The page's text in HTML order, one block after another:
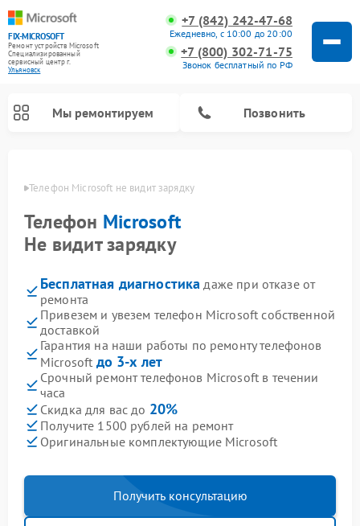
FIX-MICROSOFT
Ремонт устройств Microsoft
Специализированный
cервисный центр г.
Ульяновск
+7 (842) 242-47-68
Ежедневно, с 10:00 до 20:00
+7 (800) 302-71-75
Звонок бесплатный по РФ
Мы ремонтируем Позвонить
Телефон Microsoft не видит зарядку
Телефон Microsoft
Не видит зарядку
Бесплатная диагностика даже при отказе от
ремонта
Привезем и увезем телефон Microsoft собственной
доставкой
Гарантия на наши работы по ремонту телефонов
Microsoft до 3-х лет
Срочный ремонт телефонов Microsoft в течении
часа
Скидка для вас до 20%
Получите 1500 рублей на ремонт
Оригинальные комплектующие Microsoft
Получить консультацию